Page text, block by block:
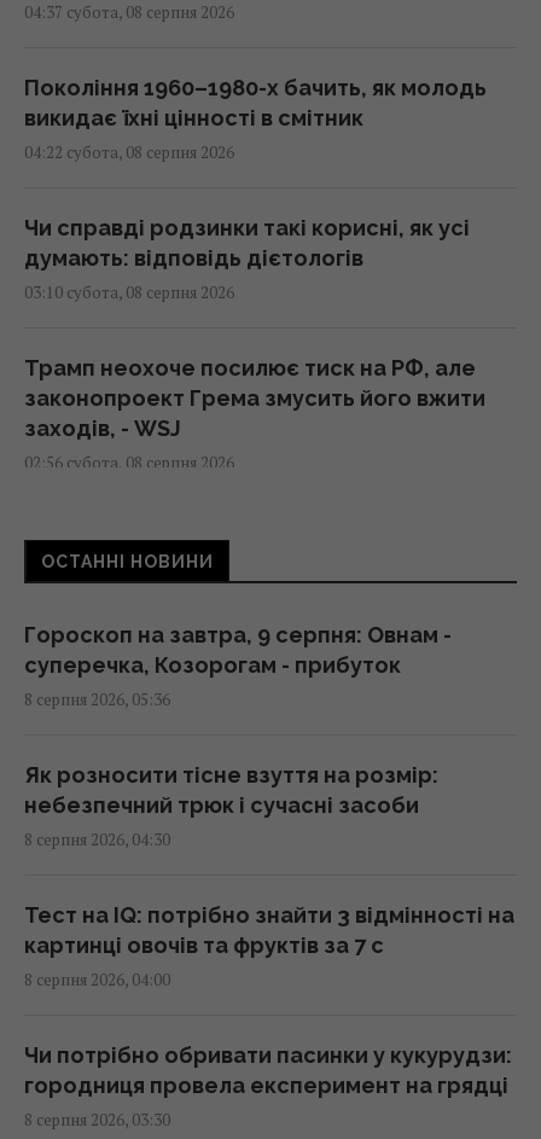
04:37 субота, 08 серпня 2026
Покоління 1960–1980-х бачить, як молодь
викидає їхні цінності в смітник
04:22 субота, 08 серпня 2026
Чи справді родзинки такі корисні, як усі
думають: відповідь дієтологів
03:10 субота, 08 серпня 2026
Трамп неохоче посилює тиск на РФ, але
законопроект Грема змусить його вжити
заходів, - WSJ
02:56 субота, 08 серпня 2026
Мелоні відреагувала на вимогу Іспанії
щодо прикордонних перевірок у Шенгені
Сонячна електростанція перегородила
давні маршрути тварин: вони знайшли
02:18 субота, 08 серпня 2026
Саудівська Аравія, Пакистан і Туреччина
Reuters
01:44 субота, 08 серпня 2026
про Прагу перед поїздкою
01:15 субота, 08 серпня 2026
ОСТАННІ НОВИНИ
Гороскоп на завтра, 9 серпня: Овнам -
суперечка, Козорогам - прибуток
8 серпня 2026, 05:36
Як розносити тісне взуття на розмір:
небезпечний трюк і сучасні засоби
8 серпня 2026, 04:30
Тест на IQ: потрібно знайти 3 відмінності на
картинці овочів та фруктів за 7 с
8 серпня 2026, 04:00
Чи потрібно обривати пасинки у кукурудзи:
городниця провела експеримент на грядці
8 серпня 2026, 03:30